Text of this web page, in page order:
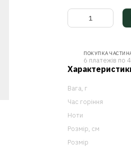
ПОКУПКА
6 платежів по
Вага, г
Час горіння
Ноти
Розмір, см
Розмір